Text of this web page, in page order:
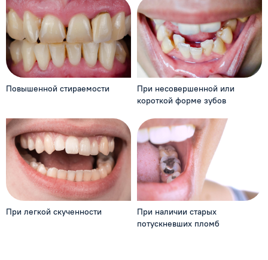
Повышенной стираемости При несовершенной или
короткой форме зубов
При легкой скученности
При наличии старых
потускневших пломб